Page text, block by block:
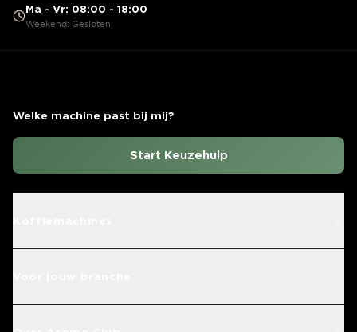
Ma - Vr: 08:00 - 18:00
Weekend: Gesloten
Welke machine past bij mij?
Start Keuzehulp